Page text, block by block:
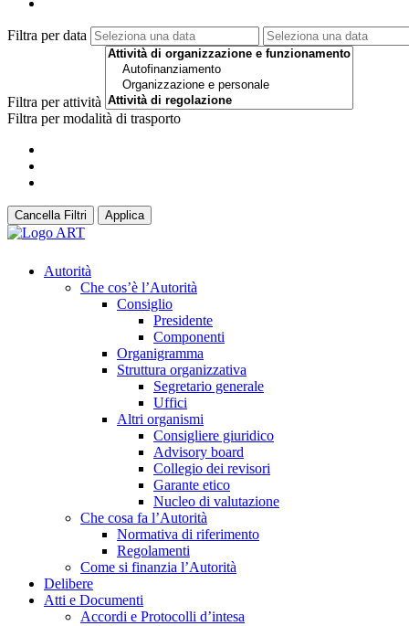
Filtra per data
Filtra per attività
Filtra per modalità di trasporto
Cancella Filtri Applica
Autorità
Che cos’è l’Autorità
Consiglio
Presidente
Componenti
Organigramma
Struttura organizzativa
Segretario generale
Uffici
Altri organismi
Consigliere giuridico
Advisory board
Collegio dei revisori
Garante etico
Nucleo di valutazione
Che cosa fa l’Autorità
Normativa di riferimento
Regolamenti
Come si finanzia l’Autorità
Delibere
Atti e Documenti
Accordi e Protocolli d’intesa